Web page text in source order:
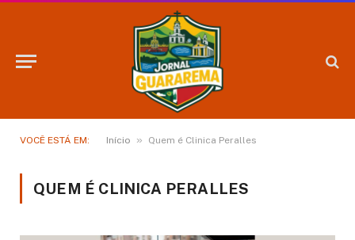
VOCÊ ESTÁ EM: Início » Quem é Clinica Peralles
QUEM É CLINICA PERALLES